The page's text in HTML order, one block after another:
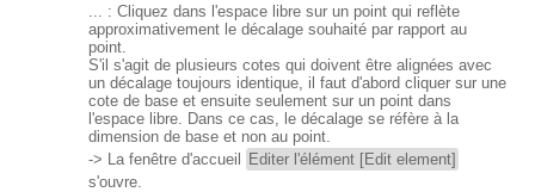
... : Cliquez dans l'espace libre sur un point qui reflète
approximativement le décalage souhaité par rapport au
point.
S'il s'agit de plusieurs cotes qui doivent être alignées avec
un décalage toujours identique, il faut d'abord cliquer sur une
cote de base et ensuite seulement sur un point dans
l'espace libre. Dans ce cas, le décalage se réfère à la
dimension de base et non au point.
-> La fenêtre d'accueil
Editer l'élément [Edit element]
s'ouvre.